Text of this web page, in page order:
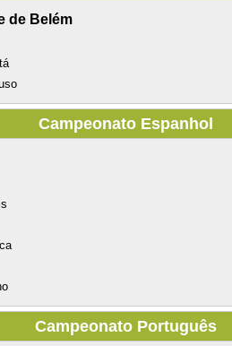
de Belém
Campeonato Espanhol
Campeonato Português